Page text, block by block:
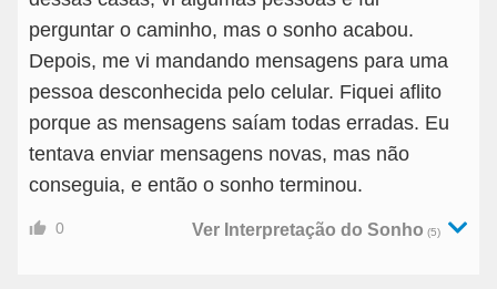
perguntar o caminho, mas o sonho acabou.
Depois, me vi mandando mensagens para uma
pessoa desconhecida pelo celular. Fiquei aflito
porque as mensagens saíam todas erradas. Eu
tentava enviar mensagens novas, mas não
conseguia, e então o sonho terminou.
0 Ver Interpretação do Sonho (5)